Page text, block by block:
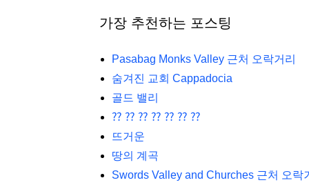
가장 추천하는 포스팅
Pasabag Monks Valley 근처 오락거리
숨겨진 교회 Cappadocia
골드 밸리
⁇ ⁇ ⁇ ⁇ ⁇ ⁇ ⁇
뜨거운
땅의 계곡
Swords Valley and Churches 근처 오락